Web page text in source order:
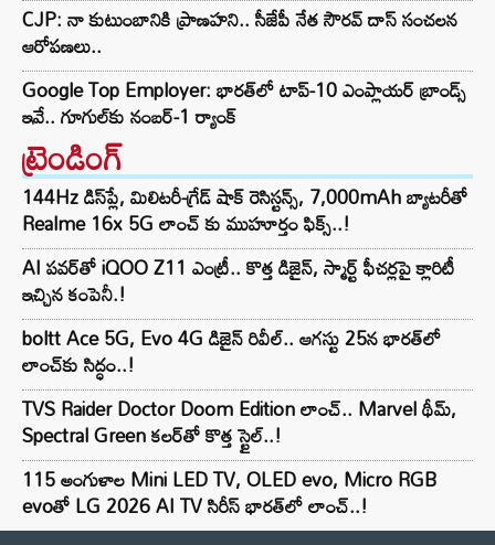
CJP: నా కుటుంబానికి ప్రాణహని.. సీజేపీ నేత సౌరవ్ దాస్ సంచలన
ఆరోపణలు..
Google Top Employer: భారత్‌లో టాప్-10 ఎంప్లాయర్ బ్రాండ్స్
ఇవే.. గూగుల్‌కు నంబర్-1 ర్యాంక్
ట్రెండింగ్‌
144Hz డిస్‌ప్లే, మిలిటరీ-గ్రేడ్ షాక్ రెసిస్టన్స్, 7,000mAh బ్యాటరీతో
Realme 16x 5G లాంచ్ కు ముహూర్తం ఫిక్స్..!
AI పవర్‌తో iQOO Z11 ఎంట్రీ.. కొత్త డిజైన్, స్మార్ట్ ఫీచర్లపై క్లారిటీ
ఇచ్చిన కంపెనీ.!
boltt Ace 5G, Evo 4G డిజైన్ రివీల్.. ఆగస్టు 25న భారత్‌లో
లాంచ్‌కు సిద్ధం..!
TVS Raider Doctor Doom Edition లాంచ్.. Marvel థీమ్,
Spectral Green కలర్‌తో కొత్త స్టైల్..!
115 అంగుళాల Mini LED TV, OLED evo, Micro RGB
evoతో LG 2026 AI TV సిరీస్ భారత్‌లో లాంచ్..!